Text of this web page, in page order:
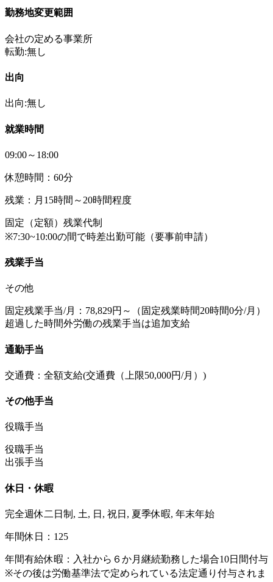
勤務地変更範囲
会社の定める事業所
転勤:無し
出向
出向:無し
就業時間
09:00～18:00
休憩時間：60分
残業：月15時間～20時間程度
固定（定額）残業代制
※7:30~10:00の間で時差出勤可能（要事前申請）
残業手当
その他
固定残業手当/月：78,829円～（固定残業時間20時間0分/月）
超過した時間外労働の残業手当は追加支給
通勤手当
交通費：全額支給(交通費（上限50,000円/月）)
その他手当
役職手当
役職手当
出張手当
休日・休暇
完全週休二日制, 土, 日, 祝日, 夏季休暇, 年末年始
年間休日：125
年間有給休暇：⼊社から６か月継続勤務した場合10日間付与
※その後は労働基準法で定められている法定通り付与されま